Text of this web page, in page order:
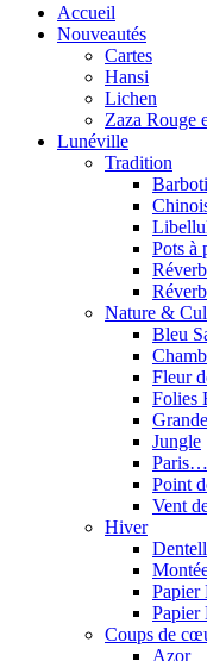
Accueil
Nouveautés
Cartes
Hansi
Lichen
Zaza Rouge
Lunéville
Tradition
Pots à
Nature &
Bleu
Fleur
Folies
Jungle
Paris…
Point
Vent
Hiver
Papier
Papier
Coups de
Azor